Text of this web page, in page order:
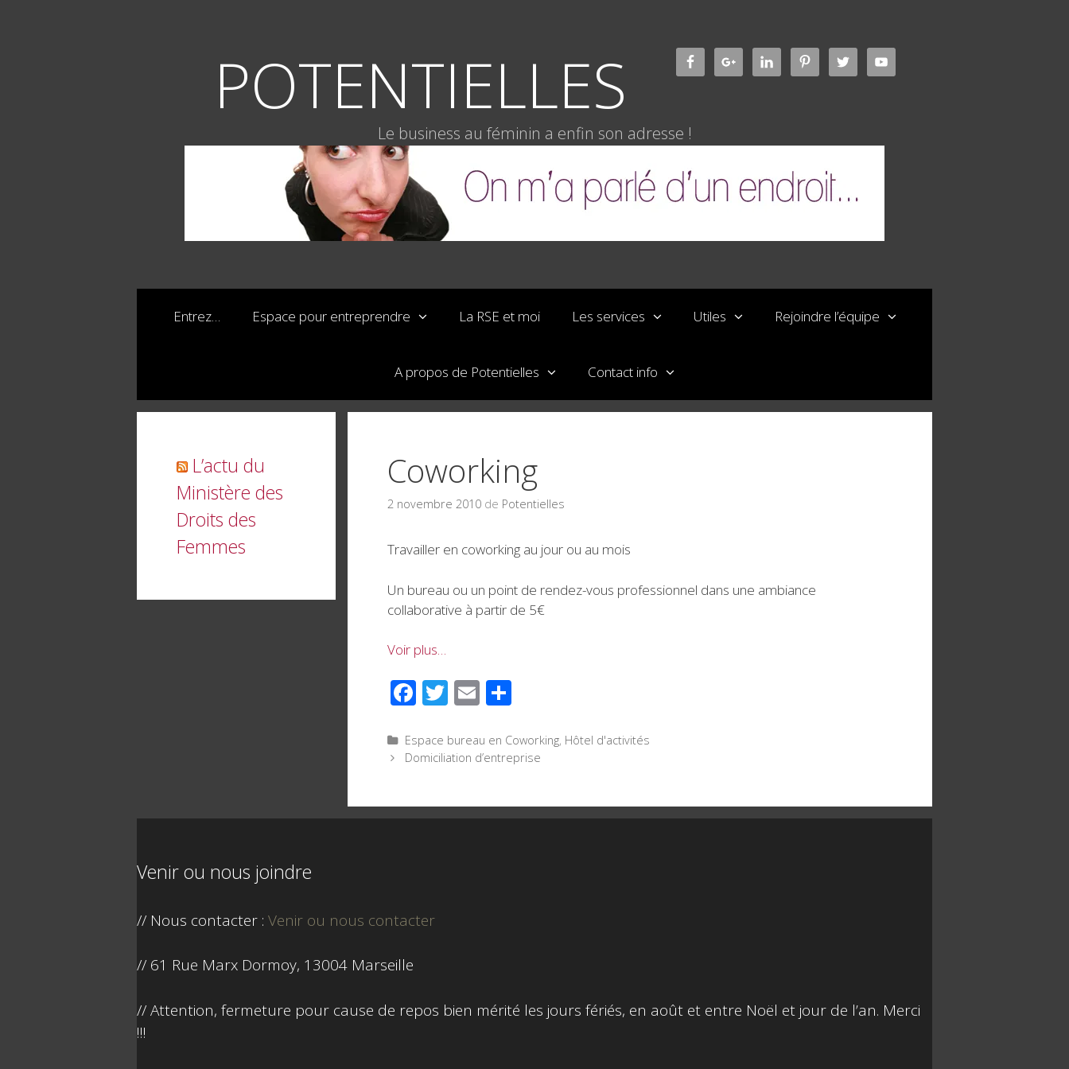
POTENTIELLES
Le business au féminin a enfin son adresse !
Entrez… Espace pour entreprendre La RSE et moi Les services Utiles Rejoindre l’équipe
A propos de Potentielles Contact info
Coworking
2 novembre 2010 de Potentielles
Travailler en coworking au jour ou au mois
Un bureau ou un point de rendez-vous professionnel dans une ambiance
collaborative à partir de 5€
Voir plus…
F
e
b
o
T
tt
er
E
ail ta
g
Catégories
Espace bureau en Coworking, Hôtel d'activités
Navigation
Domiciliation d’entreprise
L’actu du
Ministère des
Droits des
Femmes
Venir ou nous joindre
// Nous contacter : Venir ou nous contacter
// 61 Rue Marx Dormoy, 13004 Marseille
// Attention, fermeture pour cause de repos bien mérité les jours fériés, en août et entre Noël et jour de l’an. Merci
!!!